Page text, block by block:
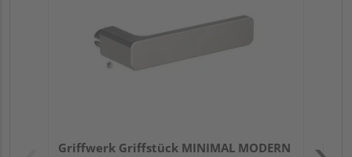
Griffwerk Griffstück MINIMAL MODERN